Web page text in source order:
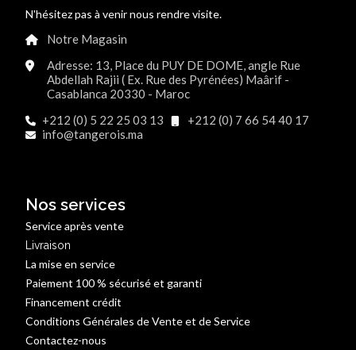
N'hésitez pas à venir nous rendre visite.
Notre Magasin
Adresse: 13, Place du PUY DE DOME, angle Rue
Abdellah Rajii ( Ex. Rue des Pyrénées) Maârif -
Casablanca 20330 - Maroc
+212 (0) 5 22 25 03 13
+212 (0) 7 66 54 40 17
info@tangerois.ma
Nos services
Service après vente
Livraison
La mise en service
Paiement 100 % sécurisé et garanti
Financement crédit
Conditions Générales de Vente et de Service
Contactez-nous